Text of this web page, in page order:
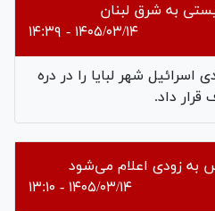
به شرق لبنان
۱۴۰۵/۰۳/۱۴ - ۱۴:۳۹
اسرائیل شهر لبایا را در دره
داد.
به زودی اعلام می‌شود
۱۴۰۵/۰۳/۱۴ - ۱۳:۱۰